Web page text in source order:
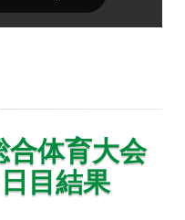
合体育大会
目結果